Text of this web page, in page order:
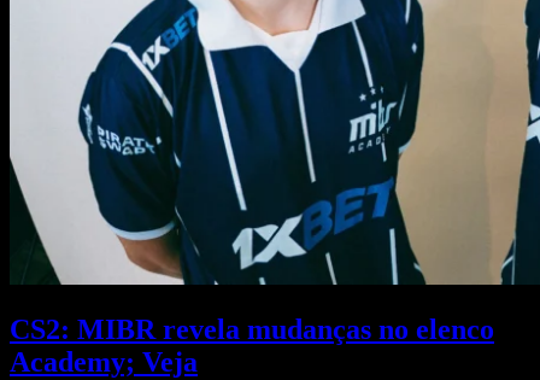
CS2: MIBR revela mudanças no elenco
Academy; Veja